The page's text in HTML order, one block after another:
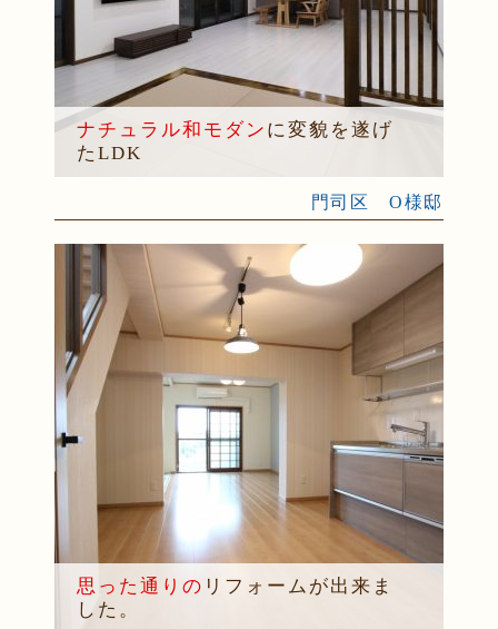
ナチュラル和モダン に変貌を遂げ
たLDK
門司区 O様邸
思った通りの リフォームが出来ま
した。